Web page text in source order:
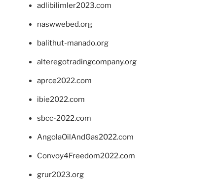
adlibilimler2023.com
naswwebed.org
balithut-manado.org
alteregotradingcompany.org
aprce2022.com
ibie2022.com
sbcc-2022.com
AngolaOilAndGas2022.com
Convoy4Freedom2022.com
grur2023.org